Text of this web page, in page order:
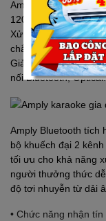
Amply PARAMAX
1200 nhiều tính
Xử lý và khôi phục
chắc gọn.
Giải trí Online từ
nối Bluetooth, Optical.
Amply Bluetooth tích
bộ khuếch đại 2
tối ưu cho khả năng
người thưởng thức
độ tơi nhuyễn từ dải
• Chức năng nhận